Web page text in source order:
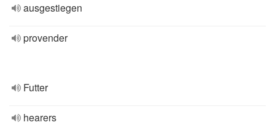
ausgestiegen
provender
Futter
hearers